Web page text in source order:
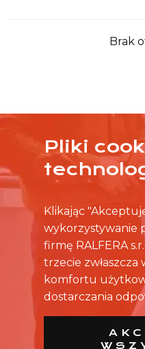
Brak
ŻADNA OFERTA CIĘ
SKONTAKTUJ SIĘ
Pliki
Klikając
wykorzystywanie
firmę RALFERA
trzecie
komfortu
dostarczania